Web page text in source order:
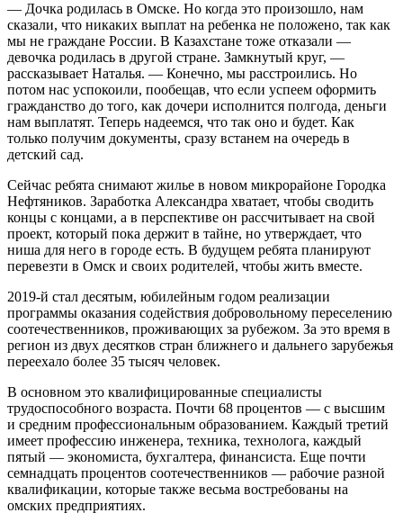
— Дочка родилась в Омске. Но когда это произошло, нам
сказали, что никаких выплат на ребенка не положено, так как
мы не граждане России. В Казахстане тоже отказали —
девочка родилась в другой стране. Замкнутый круг, —
рассказывает Наталья. — Конечно, мы расстроились. Но
потом нас успокоили, пообещав, что если успеем оформить
гражданство до того, как дочери исполнится полгода, деньги
нам выплатят. Теперь надеемся, что так оно и будет. Как
только получим документы, сразу встанем на очередь в
детский сад.
Сейчас ребята снимают жилье в новом микрорайоне Городка
Нефтяников. Заработка Александра хватает, чтобы сводить
концы с концами, а в перспективе он рассчитывает на свой
проект, который пока держит в тайне, но утверждает, что
ниша для него в городе есть. В будущем ребята планируют
перевезти в Омск и своих родителей, чтобы жить вместе.
2019-й стал десятым, юбилейным годом реализации
программы оказания содействия добровольному переселению
соотечественников, проживающих за рубежом. За это время в
регион из двух десятков стран ближнего и дальнего зарубежья
переехало более 35 тысяч человек.
В основном это квалифицированные специалисты
трудоспособного возраста. Почти 68 процентов — с высшим
и средним профессиональным образованием. Каждый третий
имеет профессию инженера, техника, технолога, каждый
пятый — экономиста, бухгалтера, финансиста. Еще почти
семнадцать процентов соотечественников — рабочие разной
квалификации, которые также весьма востребованы на
омских предприятиях.